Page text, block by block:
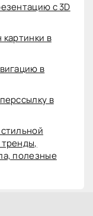
с 3D
картинки в
в
в
полезные